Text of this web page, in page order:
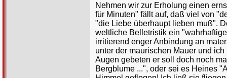
Nehmen wir zur Erholung einen
für Minuten" fällt auf, daß viel von
"die Liebe überhaupt lieben muß".
weltliche Belletristik ein
irritierend enger Anbindung an
unter der maurischen Mauer und
Augen gebeten er soll doch noch
Bergblume ...", oder sei es Heines